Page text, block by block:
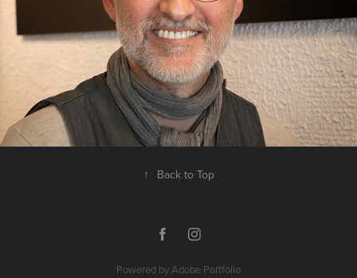
↑ Back to Top
Powered byAdobe Portfolio